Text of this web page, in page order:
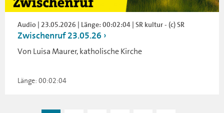
Audio | 23.05.2026 | Länge: 00:02:04 | SR kultur - (c) SR
Zwischenruf 23.05.26
Von Luisa Maurer, katholische Kirche
Länge: 00:02:04